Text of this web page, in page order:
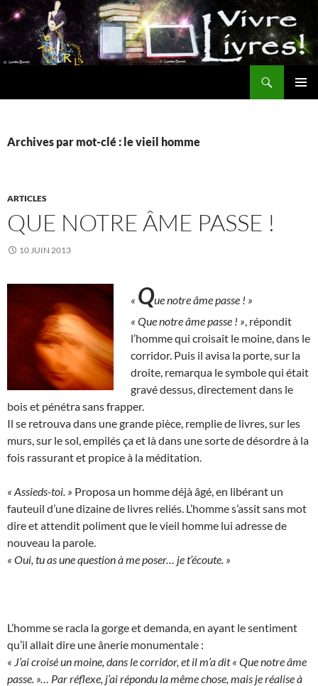
Aller
au
contenu
Archives par mot-clé : le vieil homme
ARTICLES
QUE NOTRE ÂME PASSE !
10 JUIN 2013
« Que notre âme passe ! »
« Que notre âme passe ! » , répondit
l’homme qui croisait le moine, dans le
corridor. Puis il avisa la porte, sur la
droite, remarqua le symbole qui était
gravé dessus, directement dans le
bois et pénétra sans frapper.
Il se retrouva dans une grande pièce, remplie de livres, sur les
murs, sur le sol, empilés ça et là dans une sorte de désordre à la
fois rassurant et propice à la méditation.
« Assieds-toi. » Proposa un homme déjà âgé, en libérant un
fauteuil d’une dizaine de livres reliés. L’homme s’assit sans mot
dire et attendit poliment que le vieil homme lui adresse de
nouveau la parole.
« Oui, tu as une question à me poser… je t’écoute. »
L’homme se racla la gorge et demanda, en ayant le sentiment
qu’il allait dire une ânerie monumentale :
« J’ai croisé un moine, dans le corridor, et il m’a dit « Que notre âme
passe. »… Par réflexe, j’ai répondu la même chose, mais je réalise à